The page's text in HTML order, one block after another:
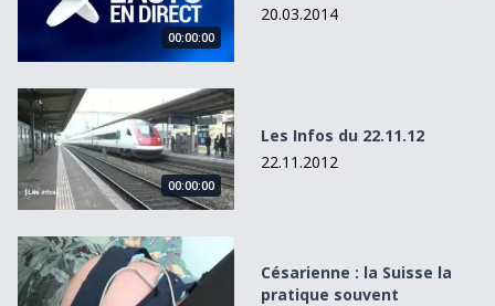
00:00:00
20.03.2014
Les Infos du 22.11.12
00:00:00
Les Infos du 22.11.12
22.11.2012
Césarienne : la Suisse la pratique souvent
Césarienne : la Suisse la
pratique souvent